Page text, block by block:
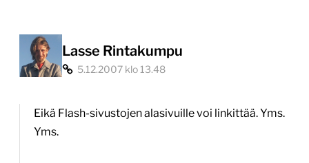
Lasse Rintakumpu
5.12.2007 klo 13.48
Eikä Flash-sivustojen alasivuille voi linkittää. Yms.
Yms.